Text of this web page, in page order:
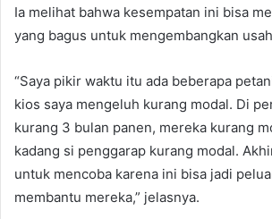
Ia melihat bahwa kesempatan ini bisa
yang bagus untuk mengembangkan
“Saya pikir waktu itu ada beberapa
kios saya mengeluh kurang modal. Di
kurang 3 bulan panen, mereka kurang
kadang si penggarap kurang modal.
untuk mencoba karena ini bisa jadi
membantu mereka,” jelasnya.